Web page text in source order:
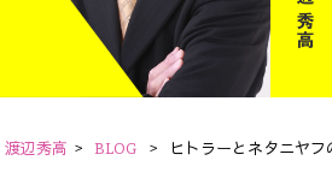
渡辺秀高 > BLOG > ヒトラーとネタニヤフ